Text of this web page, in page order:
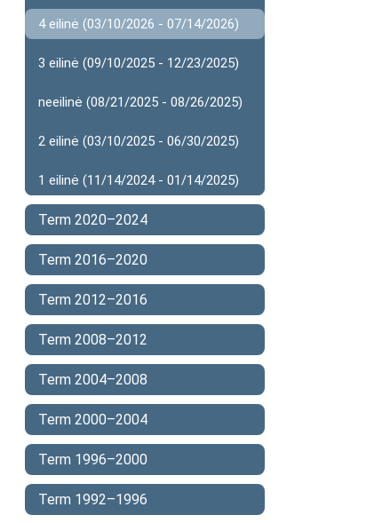
4 eilinė (03/10/2026 - 07/14/2026)
3 eilinė (09/10/2025 - 12/23/2025)
neeilinė (08/21/2025 - 08/26/2025)
2 eilinė (03/10/2025 - 06/30/2025)
1 eilinė (11/14/2024 - 01/14/2025)
Term 2020–2024
Term 2016–2020
Term 2012–2016
Term 2008–2012
Term 2004–2008
Term 2000–2004
Term 1996–2000
Term 1992–1996